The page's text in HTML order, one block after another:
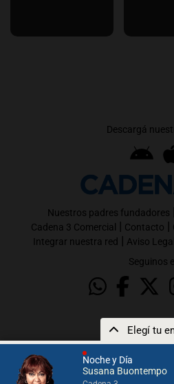
Noche y Día
Susana Buontempo
Elegí tu
Descargá
Nuestros padres fundadores
Cadena 3 Comercial | Contacto |
Integrar nuestra red | Aviso Legal
Seguinos